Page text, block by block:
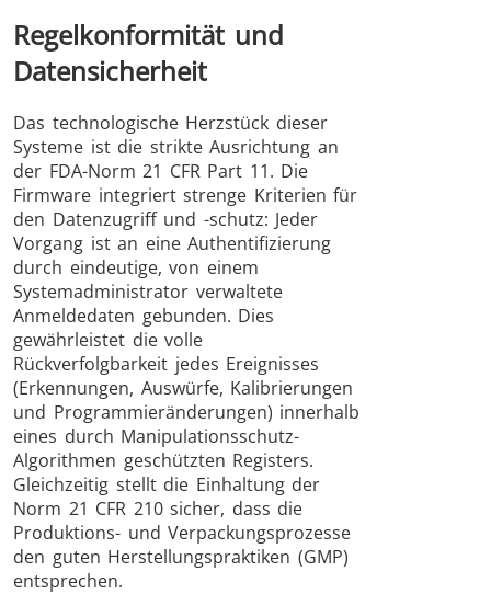
Regelkonformität und
Datensicherheit
Das technologische Herzstück dieser
Systeme ist die strikte Ausrichtung an
der FDA-Norm 21 CFR Part 11. Die
Firmware integriert strenge Kriterien für
den Datenzugriff und -schutz: Jeder
Vorgang ist an eine Authentifizierung
durch eindeutige, von einem
Systemadministrator verwaltete
Anmeldedaten gebunden. Dies
gewährleistet die volle
Rückverfolgbarkeit jedes Ereignisses
(Erkennungen, Auswürfe, Kalibrierungen
und Programmieränderungen) innerhalb
eines durch Manipulationsschutz-
Algorithmen geschützten Registers.
Gleichzeitig stellt die Einhaltung der
Norm 21 CFR 210 sicher, dass die
Produktions- und Verpackungsprozesse
den guten Herstellungspraktiken (GMP)
entsprechen.